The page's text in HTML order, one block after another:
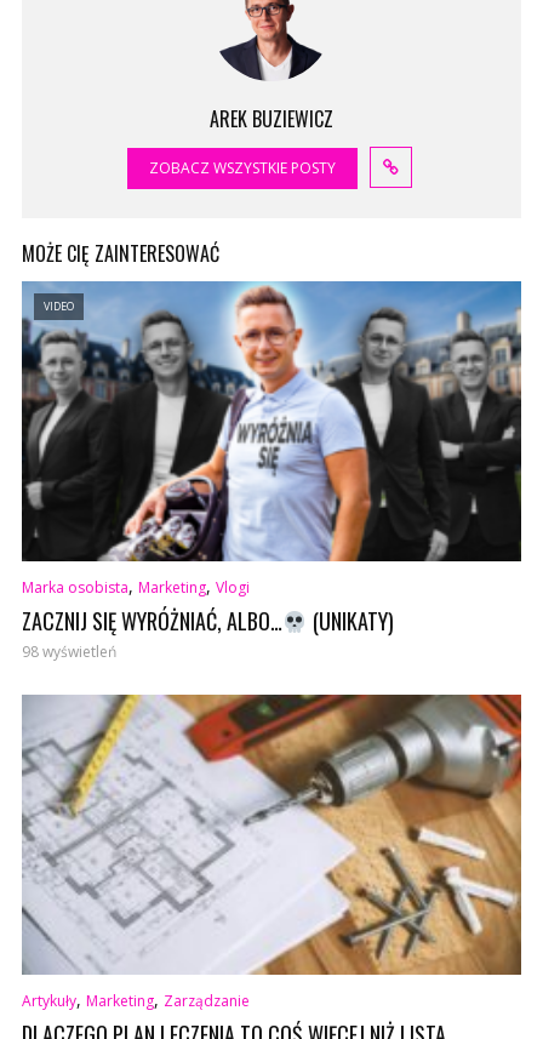
AREK BUZIEWICZ
ZOBACZ WSZYSTKIE POSTY
MOŻE CIĘ ZAINTERESOWAĆ
VIDEO
Marka osobista, Marketing, Vlogi
ZACZNIJ SIĘ WYRÓŻNIAĆ, ALBO… (UNIKATY)
98 wyświetleń
Artykuły, Marketing, Zarządzanie